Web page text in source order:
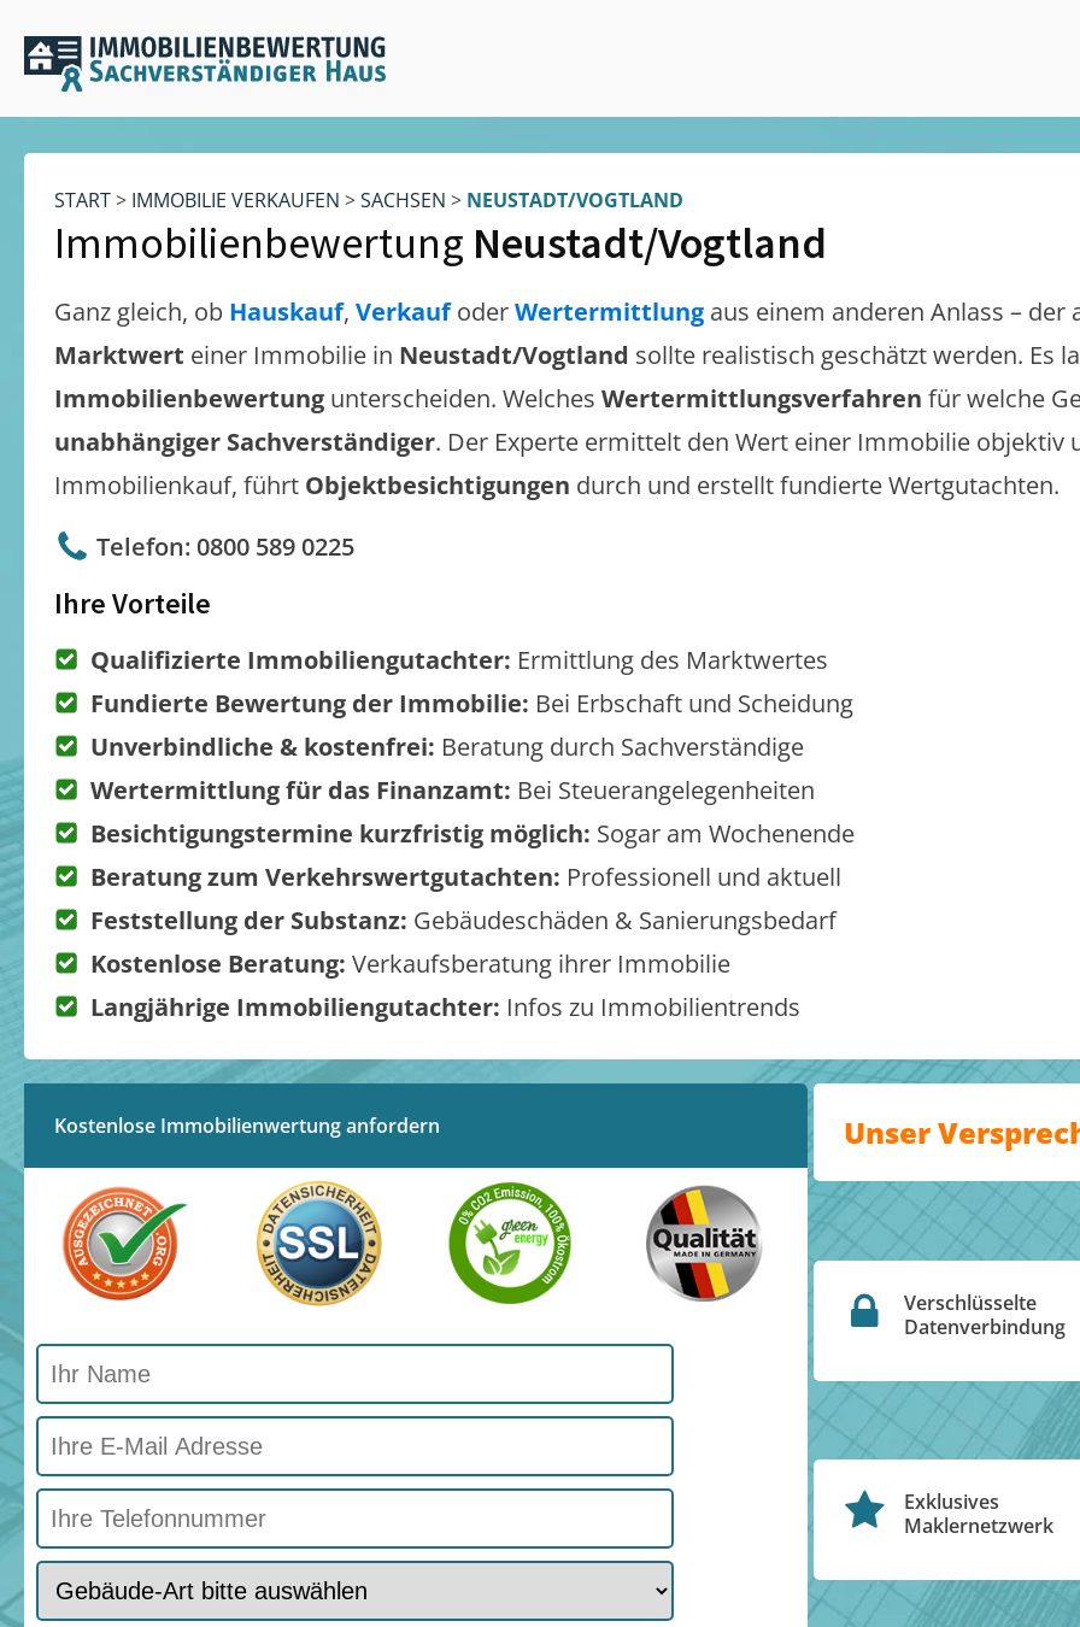
START> IMMOBILIE VERKAUFEN >SACHSEN > NEUSTADT/VOGTLAND
Immobilienbewertung Neustadt/Vogtland
Ganz gleich, ob Hauskauf, VerkaufoderWertermittlung aus einem anderen Anlass – der
Marktwert einer Immobilie in Neustadt/Vogtland sollte realistisch geschätzt werden. Es
Immobilienbewertung unterscheiden. Welches Wertermittlungsverfahren für welche
unabhängiger Sachverständiger. Der Experte ermittelt den Wert einer Immobilie objektiv
Immobilienkauf, führt Objektbesichtigungen durch und erstellt fundierte Wertgutachten.
Telefon: 0800 589 0225
Ihre Vorteile
Qualifizierte Immobiliengutachter: Ermittlung des Marktwertes
Fundierte Bewertung der Immobilie: Bei Erbschaft und Scheidung
Unverbindliche & kostenfrei: Beratung durch Sachverständige
Wertermittlung für das Finanzamt: Bei Steuerangelegenheiten
Besichtigungstermine kurzfristig möglich: Sogar am Wochenende
Beratung zum Verkehrswertgutachten: Professionell und aktuell
Feststellung der Substanz: Gebäudeschäden & Sanierungsbedarf
Kostenlose Beratung: Verkaufsberatung ihrer Immobilie
Langjährige Immobiliengutachter: Infos zu Immobilientrends
Kostenlose Immobilienwertung anfordern Unser
Verschlüsselte
Datenverbindung
Exklusives
Maklernetzwerk